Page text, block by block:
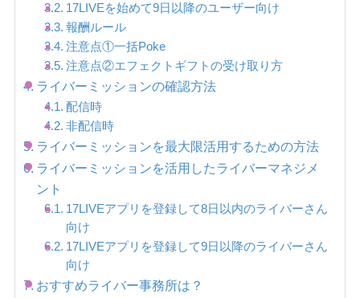
17LIVEを始めて9日以降のユーザー向け
報酬ルール
注意点①一括Poke
注意点②エフェクトギフトの受け取り方
ライバーミッションの確認方法
配信時
非配信時
ライバーミッションを最大限活用するための方法
ライバーミッションを活用したライバーマネジメ
ント
17LIVEアプリを登録して8日以内のライバーさん
向け
17LIVEアプリを登録して9日以降のライバーさん
向け
おすすめライバー事務所は？